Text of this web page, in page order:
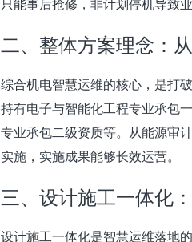
只能事后抢修，非计划停机导致
二、整体方案理念：
综合机电智慧运维的核心，是打
持有电子与智能化工程专业承包
专业承包二级资质等。从能源审
实施，实施成果能够长效运营。
三、设计施工一体化
设计施工一体化是智慧运维落地